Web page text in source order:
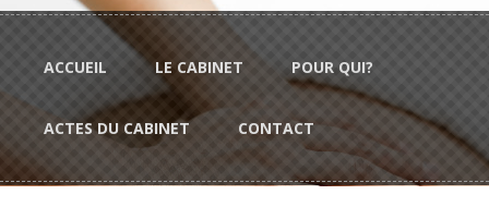
ACCUEIL LE CABINET POUR QUI?
ACTES DU CABINET CONTACT